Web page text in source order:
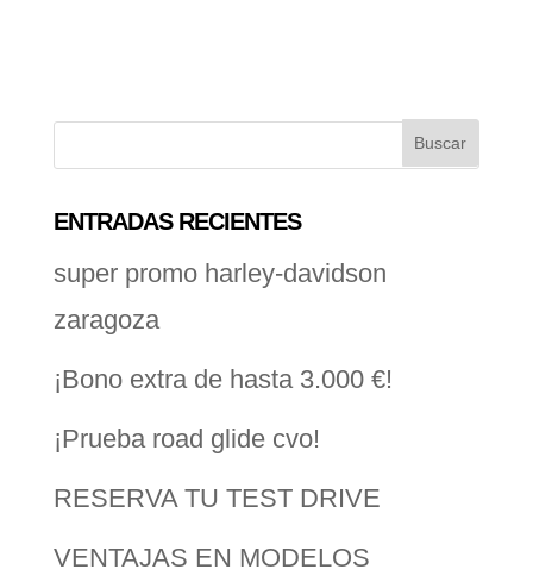
ENTRADAS RECIENTES
super promo harley-davidson
zaragoza
¡Bono extra de hasta 3.000 €!
¡Prueba road glide cvo!
RESERVA TU TEST DRIVE
VENTAJAS EN MODELOS